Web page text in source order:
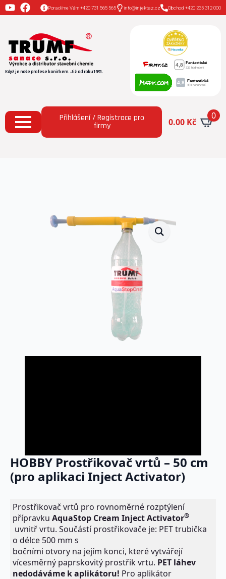
Poradíme Vám +420 731 565 565 info@injektaz.cz Obchod +420 235 312 000
Když je naše profese koníčkem. Již od roku 1991.
Přihlášení / Registrace pro
firmy 0.00 Kč
0
Domů
Všechny produkty
HOBBY Prostřikovač
HOBBY Prostřikovač vrtů – 50 cm
(pro aplikaci Inject Activator)
Prostřikovač vrtů pro rovnoměrné rozptýlení
přípravku AquaStop Cream Inject Activator®
uvnitř vrtu. Součástí prostřikovače je: PET trubička
o délce 500 mm s
bočními otvory na jejím konci, které vytvářejí
vícesměrný paprskovitý prostřik vrtu. PET láhev
nedodáváme k aplikátoru! Pro aplikátor